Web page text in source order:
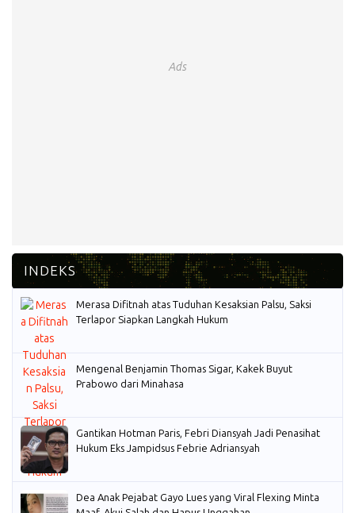
Ads
Merasa Difitnah atas Tuduhan Kesaksian Palsu, Saksi
Terlapor Siapkan Langkah Hukum
Mengenal Benjamin Thomas Sigar, Kakek Buyut
Prabowo dari Minahasa
Gantikan Hotman Paris, Febri Diansyah Jadi Penasihat
Hukum Eks Jampidsus Febrie Adriansyah
Dea Anak Pejabat Gayo Lues yang Viral Flexing Minta